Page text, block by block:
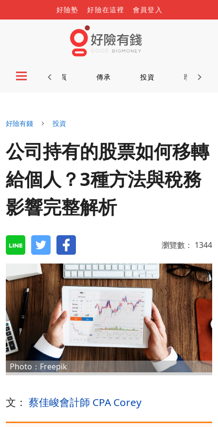
好險塾 好險在這裡 會員登入
首頁 傳承 投資 理財
好險有錢 投資
公司持有的股票如何移轉
給個人？3種方法與稅務
影響完整解析
瀏覽數： 1344
Photo：Freepik
文： 蔡佳峻會計師 CPA Corey